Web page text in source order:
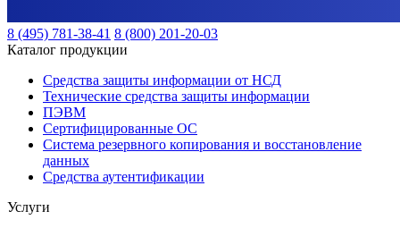
8 (495) 781-38-41 8 (800) 201-20-03
Каталог продукции
Средства защиты информации от НСД
Технические средства защиты информации
ПЭВМ
Сертифицированные ОС
Система резервного копирования и восстановление
данных
Средства аутентификации
Услуги